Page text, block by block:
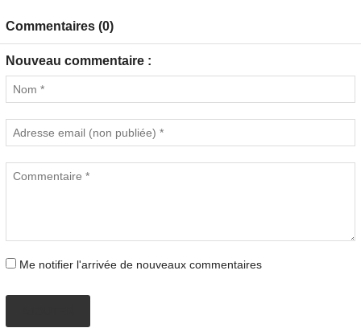
Commentaires (0)
Nouveau commentaire :
Me notifier l'arrivée de nouveaux commentaires